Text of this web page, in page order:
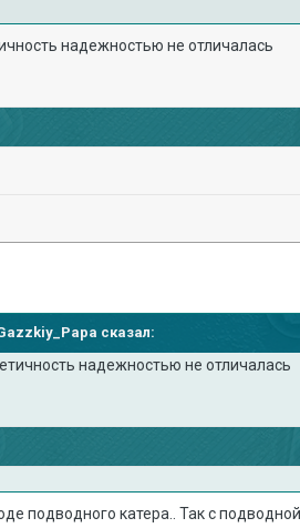
надежностью не отличалась
сказал:
надежностью не отличалась
подводного катера.. Так с